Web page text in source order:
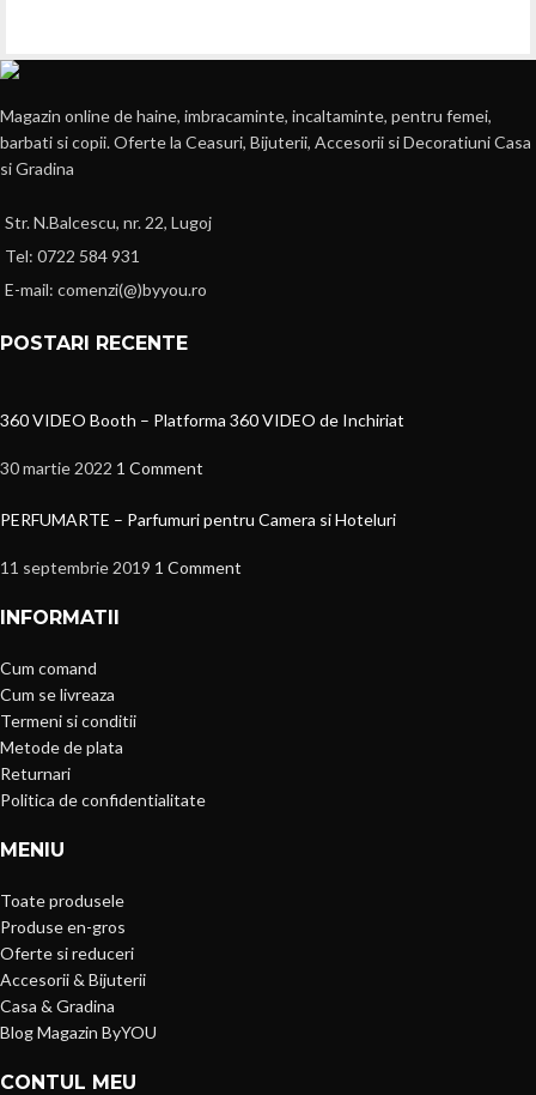
Magazin online de haine, imbracaminte, incaltaminte, pentru femei,
barbati si copii. Oferte la Ceasuri, Bijuterii, Accesorii si Decoratiuni Casa
si Gradina
Str. N.Balcescu, nr. 22, Lugoj
Tel: 0722 584 931
E-mail: comenzi(@)byyou.ro
POSTARI RECENTE
360 VIDEO Booth – Platforma 360 VIDEO de Inchiriat
30 martie 2022 1 Comment
PERFUMARTE – Parfumuri pentru Camera si Hoteluri
11 septembrie 2019 1 Comment
INFORMATII
Cum comand
Cum se livreaza
Termeni si conditii
Metode de plata
Returnari
Politica de confidentialitate
MENIU
Toate produsele
Produse en-gros
Oferte si reduceri
Accesorii & Bijuterii
Casa & Gradina
Blog Magazin ByYOU
CONTUL MEU